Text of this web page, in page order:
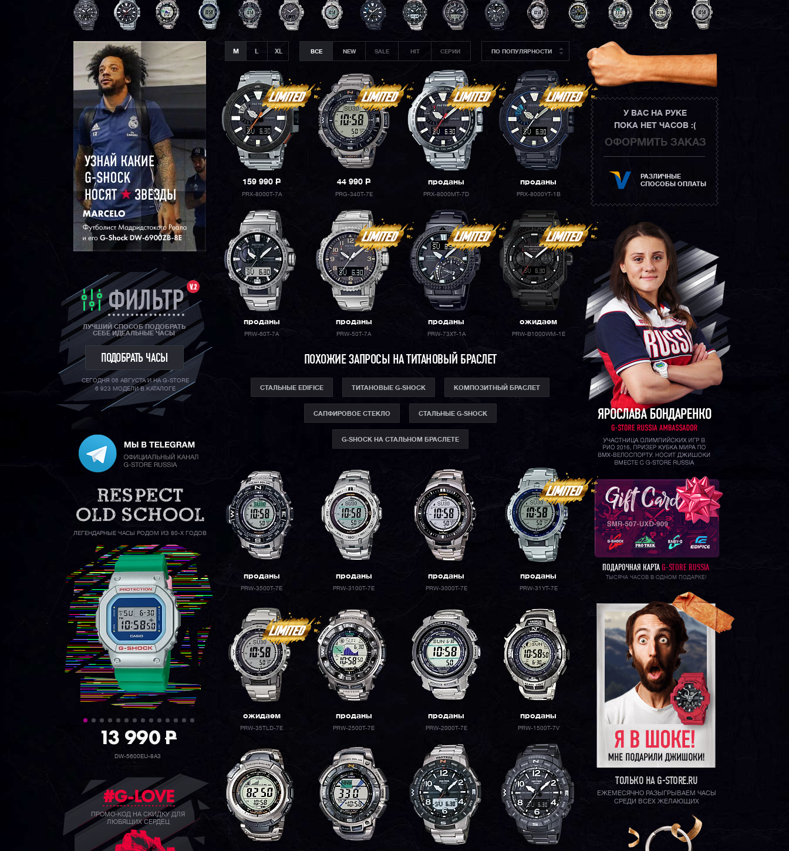
ВСЕ CASIO
CASIO G-SHOCK
CASIO BABY-G
CASIO PRO TREK
CASIO EDIFICE
CITIZEN
SEIKO
ORIENT
V.2
ФИЛЬТР
ЛУЧШИЙ СПОСОБ ПОДОБРАТЬ
СЕБЕ ИДЕАЛЬНЫЕ ЧАСЫ
ПОДОБРАТЬ ЧАСЫ
СЕГОДНЯ 06 АВГУСТА И НА G-STORE
6 923 МОДЕЛИ В КАТАЛОГЕ
ЛЕГЕНДАРНЫЕ ЧАСЫ РОДОМ ИЗ 80-Х ГОДОВ
39 990P
GW-B5600BC-1B
#G-LOVE
ПРОМО-КОД НА СКИДКУ ДЛЯ
ЛЮБЯЩИХ СЕРДЕЦ
M XL ВСЕ NEW SALE HIT СЕРИИ ПО ПОПУЛЯРНОСТИ
159 990P
PRX-8000T-7A
44 990P
PRG-340T-7E
проданы
PRX-8000MT-7D
проданы
PRX-8000YT-1B
проданы
PRW-60T-7A
проданы
PRW-50T-7A
проданы
PRW-73XT-1A
ожидаем
PRW-B1000WM-1E
ПОХОЖИЕ ЗАПРОСЫ НА ТИТАНОВЫЙ БРАСЛЕТ
СТАЛЬНЫЕ EDIFICE ТИТАНОВЫЕ G-SHOCK КОМПОЗИТНЫЙ БРАСЛЕТ
САПФИРОВОЕ СТЕКЛО СТАЛЬНЫЕ G-SHOCK
G-SHOCK НА СТАЛЬНОМ БРАСЛЕТЕ
проданы
PRW-3500T-7E
проданы
PRW-3100T-7E
проданы
PRW-3000T-7E
проданы
PRW-31YT-7E
ожидаем
PRW-35TLD-7E
проданы
PRW-2500T-7E
проданы
PRW-2000T-7E
проданы
PRW-1500T-7V
У ВАС НА РУКЕ
ПОКА НЕТ ЧАСОВ :(
ОФОРМИТЬ ЗАКАЗ
РАЗЛИЧНЫЕ
СПОСОБЫ ОПЛАТЫ
ПОДАРОЧНАЯ КАРТА G-STORE RUSSIA
ТЫСЯЧА ЧАСОВ В ОДНОМ ПОДАРКЕ!
ТОЛЬКО НА G-STORE.RU
ЕЖЕМЕСЯЧНО РАЗЫГРЫВАЕМ ЧАСЫ
СРЕДИ ВСЕХ ЖЕЛАЮЩИХ